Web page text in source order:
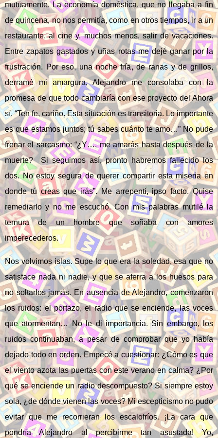
mutuamente. La economía doméstica, que no llegaba a fin
de quincena, no nos permitía, como en otros tiempos, ir a un
restaurante, al cine y, muchos menos, salir de vacaciones.
Entre zapatos gastados y uñas rotas me dejé ganar por la
frustración. Por eso, una noche fría, de ranas y de grillos,
derramé mi amargura. Alejandro me consolaba con la
promesa de que todo cambiaría con ese proyecto del Ahora
sí. “Ten fe, cariño. Esta situación es transitoria. Lo importante
es que estamos juntos; tú sabes cuánto te amo…” No pude
frenar el sarcasmo: “¿Y…, me amarás hasta después de la
muerte? Si seguimos así, pronto habremos fallecido los
dos. No estoy segura de querer compartir esta miseria en
donde tú creas que irás”. Me arrepentí, ipso facto. Quise
remediarlo y no me escuchó. Con mis palabras mutilé la
ternura de un hombre que soñaba con amores
imperecederos.
Nos volvimos islas. Supe lo que era la soledad, esa que no
satisface nada ni nadie, y que se aferra a los huesos para
no soltarlos jamás. En ausencia de Alejandro, comenzaron
los ruidos: el portazo, el radio que se enciende, las voces
que atormentan… No le di importancia. Sin embargo, los
ruidos continuaban, a pesar de comprobar que yo había
dejado todo en orden. Empecé a cuestionar: ¿Cómo es que
el viento azota las puertas con este verano en calma? ¿Por
qué se enciende un radio descompuesto? Si siempre estoy
sola, ¿de dónde vienen las voces? Mi escepticismo no pudo
evitar que me recorrieran los escalofríos. ¡La cara que
pondría Alejandro al percibirme tan asustada! Yo,